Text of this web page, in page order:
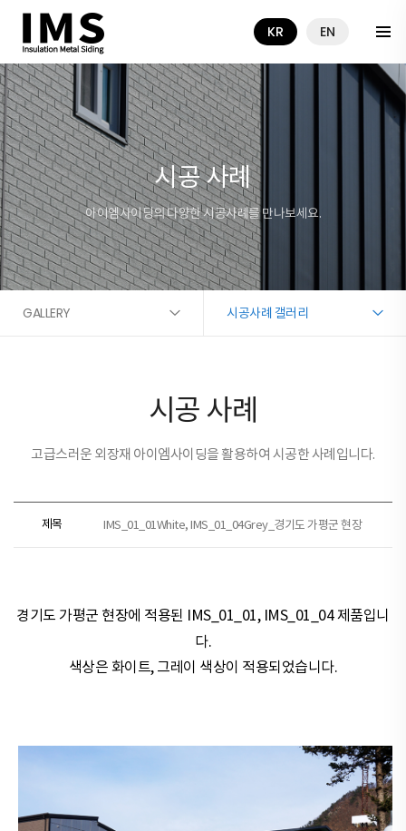
KR EN
시공 사례
아이엠사이딩의 다양한 시공사례를 만나보세요.
GALLERY 시공사례 갤러리
시공 사례
고급스러운 외장재 아이엠사이딩을 활용하여 시공한 사례입니다.
제목 IMS_01_01White, IMS_01_04Grey_경기도 가평군 현장
경기도 가평군 현장​​에 적용된 IMS_01_01, IMS_01_04 제품입니
다.
색상은 화이트, 그레이 색상이 적용되었습니다.